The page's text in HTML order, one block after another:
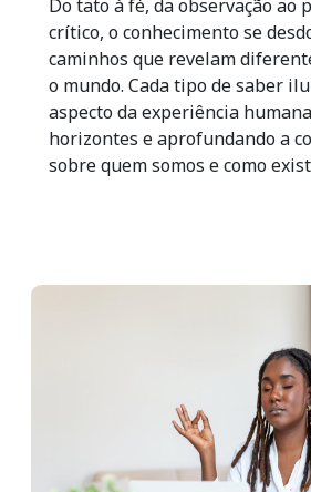
Do tato à fé, da observação ao
crítico, o conhecimento se
caminhos que revelam
o mundo. Cada tipo de saber
aspecto da experiência
horizontes e aprofundando a
sobre quem somos e como